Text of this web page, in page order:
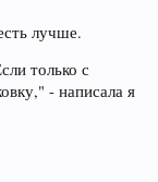
лучше.
только с
- написала я